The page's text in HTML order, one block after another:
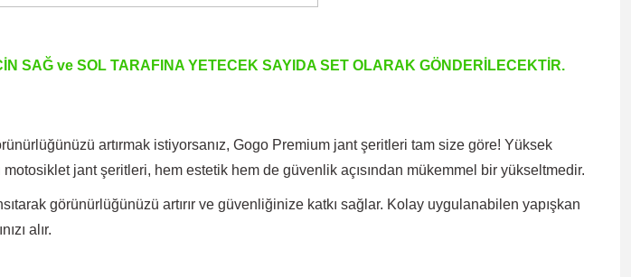
SAĞ ve SOL TARAFINA YETECEK SAYIDA SET OLARAK GÖNDERİLECEKTİR.
artırmak istiyorsanız, Gogo Premium jant şeritleri tam size göre! Yüksek
jant şeritleri, hem estetik hem de güvenlik açısından mükemmel bir yükseltmedir.
görünürlüğünüzü artırır ve güvenliğinize katkı sağlar. Kolay uygulanabilen yapışkan
alır.